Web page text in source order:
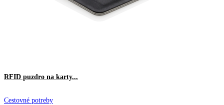
RFID puzdro na karty...
Cestovné potreby